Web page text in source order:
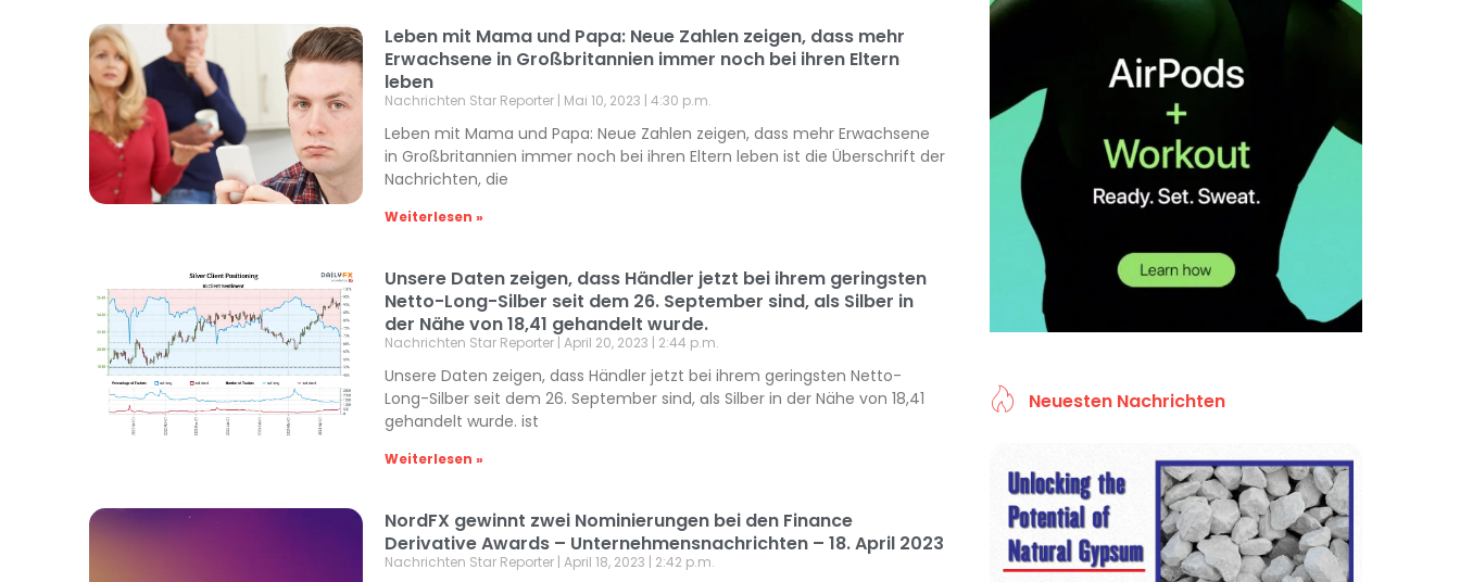
Leben mit Mama und Papa: Neue Zahlen zeigen, dass mehr
Erwachsene in Großbritannien immer noch bei ihren Eltern
leben
Nachrichten Star Reporter Mai 10, 2023 4:30 p.m.
Leben mit Mama und Papa: Neue Zahlen zeigen, dass mehr Erwachsene
in Großbritannien immer noch bei ihren Eltern leben ist die Überschrift der
Nachrichten, die
Weiterlesen »
Unsere Daten zeigen, dass Händler jetzt bei ihrem geringsten
Netto-Long-Silber seit dem 26. September sind, als Silber in
der Nähe von 18,41 gehandelt wurde.
Nachrichten Star Reporter April 20, 2023 2:44 p.m.
Unsere Daten zeigen, dass Händler jetzt bei ihrem geringsten Netto-
Long-Silber seit dem 26. September sind, als Silber in der Nähe von 18,41
gehandelt wurde. ist
Weiterlesen »
NordFX gewinnt zwei Nominierungen bei den Finance
Derivative Awards – Unternehmensnachrichten – 18. April 2023
Nachrichten Star Reporter April 18, 2023 2:42 p.m.
Neuesten Nachrichten